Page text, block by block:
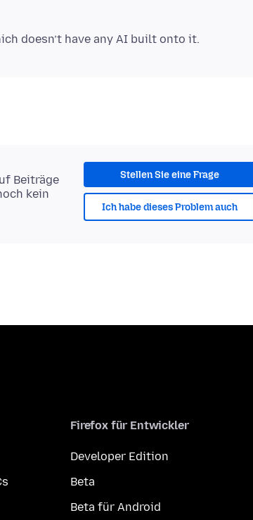
Stellen Sie eine Frage
Ich habe dieses Problem auch
Beiträge
kein
Firefox für Entwickler
Developer Edition
Beta
Beta für Android